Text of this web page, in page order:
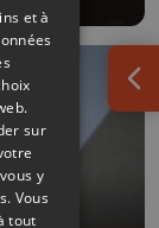
et à
sur
y
. Vous
tout